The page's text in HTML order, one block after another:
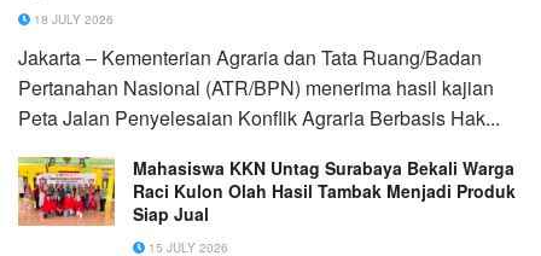
18 JULY 2026
Jakarta – Kementerian Agraria dan Tata Ruang/Badan
Pertanahan Nasional (ATR/BPN) menerima hasil kajian
Peta Jalan Penyelesaian Konflik Agraria Berbasis Hak...
Mahasiswa KKN Untag Surabaya Bekali Warga
Raci Kulon Olah Hasil Tambak Menjadi Produk
Siap Jual
15 JULY 2026